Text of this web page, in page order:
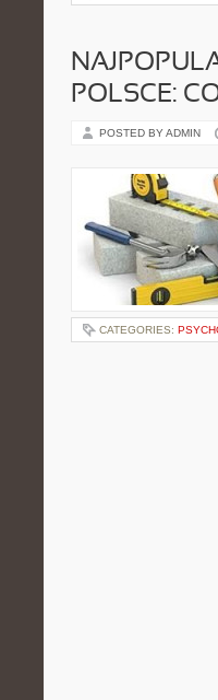
POLSCE:
POSTED BY ADMIN
CATEGORIES: